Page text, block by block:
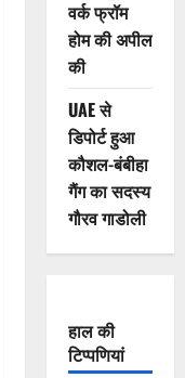
वर्क फ्रॉम
होम की अपील
की
UAE से
डिपोर्ट हुआ
कौशल-बंबीहा
गैंग का सदस्य
गौरव गाडोली
हाल की
टिप्पणियां